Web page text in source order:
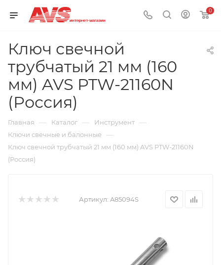
0
Ключ свечной
трубчатый 21 мм (160
мм) AVS PTW-21160N
(Россия)
Главная — Каталог — Инструмент —
Ключи свечные и балонные —
Ключ свечной трубчатый 21 мм (160 мм) AVS PTW-21160N
(Россия)
Артикул: A85094S